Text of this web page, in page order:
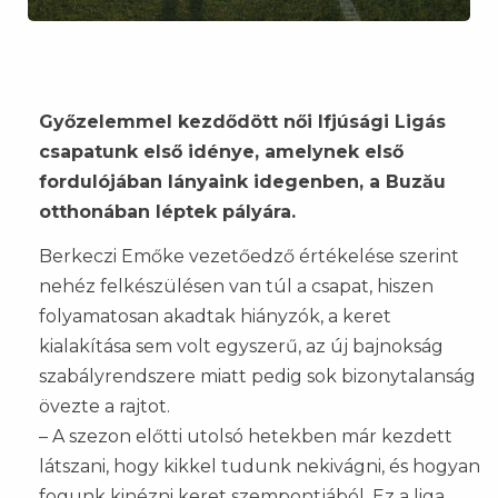
Győzelemmel kezdődött női Ifjúsági Ligás
csapatunk első idénye, amelynek első
fordulójában lányaink idegenben, a Buzău
otthonában léptek pályára.
Berkeczi Emőke vezetőedző értékelése szerint
nehéz felkészülésen van túl a csapat, hiszen
folyamatosan akadtak hiányzók, a keret
kialakítása sem volt egyszerű, az új bajnokság
szabályrendszere miatt pedig sok bizonytalanság
övezte a rajtot.
– A szezon előtti utolsó hetekben már kezdett
látszani, hogy kikkel tudunk nekivágni, és hogyan